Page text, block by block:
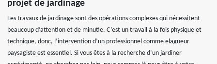
projet de jardinage
Les travaux de jardinage sont des opérations complexes qui nécessitent
beaucoup d’attention et de minutie. C’est un travail à la fois physique et
technique, donc, l’intervention d’un professionnel comme elagueur
paysagiste est essentiel. Si vous êtes à la recherche d’un jardiner